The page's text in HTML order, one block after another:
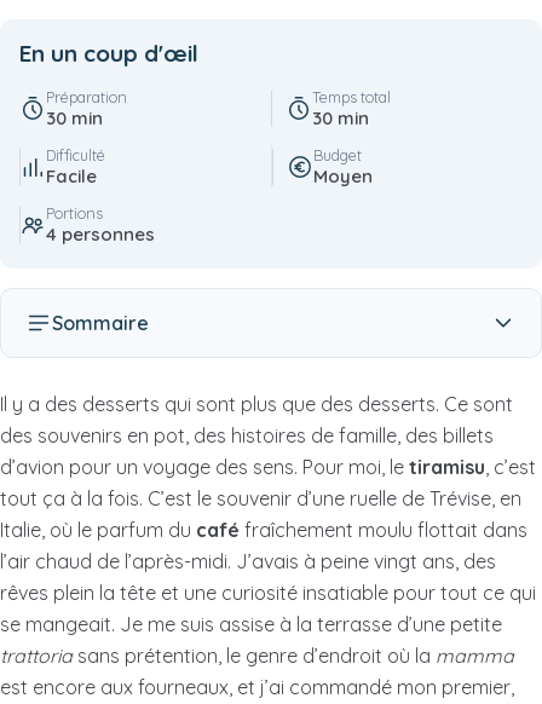
En un coup d'œil
Préparation
30 min
Temps total
30 min
Difficulté
Facile
Budget
Moyen
Portions
4 personnes
Sommaire
Il y a des desserts qui sont plus que des desserts. Ce sont
des souvenirs en pot, des histoires de famille, des billets
d’avion pour un voyage des sens. Pour moi, le tiramisu, c’est
tout ça à la fois. C’est le souvenir d’une ruelle de Trévise, en
Italie, où le parfum du café fraîchement moulu flottait dans
l’air chaud de l’après-midi. J’avais à peine vingt ans, des
rêves plein la tête et une curiosité insatiable pour tout ce qui
se mangeait. Je me suis assise à la terrasse d’une petite
trattoriasans prétention, le genre d’endroit où la mamma
est encore aux fourneaux, et j’ai commandé mon premier,